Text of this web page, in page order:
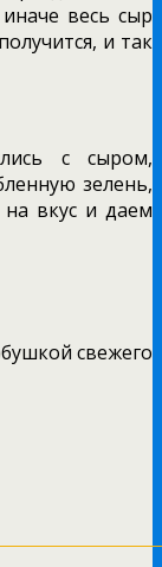
весь сыр
и так
с сыром,
зелень,
вкус и даем
свежего